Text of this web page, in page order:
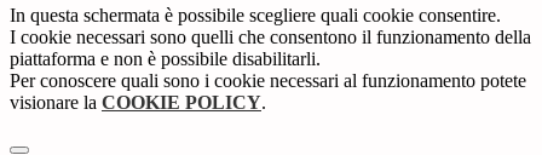
In questa schermata è possibile scegliere quali cookie consentire.
I cookie necessari sono quelli che consentono il funzionamento della
piattaforma e non è possibile disabilitarli.
Per conoscere quali sono i cookie necessari al funzionamento potete
visionare la COOKIE POLICY.